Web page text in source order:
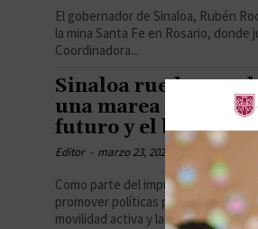
El gobernador de Sinaloa, Rubén
la mina Santa Fe en Rosario, donde
Coordinadora...
Sinaloa rueda por
una marea
futuro y el bienestar
Editor - marzo 23, 2026
Como parte del impulso decidido
promover políticas públicas que
movilidad activa y la...